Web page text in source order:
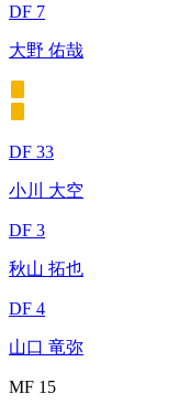
DF 7
大野 佑哉
DF 33
小川 大空
DF 3
秋山 拓也
DF 4
山口 竜弥
MF 15